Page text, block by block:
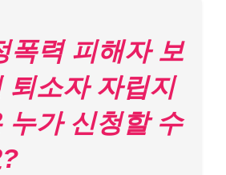
폭력 피해자 보
퇴소자 자립지
누가 신청할 수